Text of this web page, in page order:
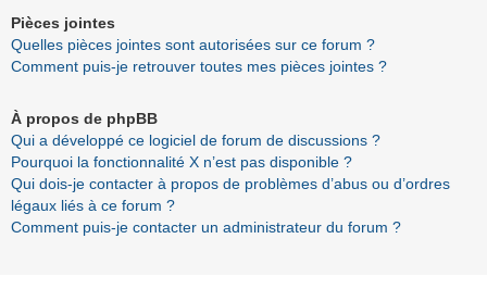
Pièces jointes
Quelles pièces jointes sont autorisées sur ce forum ?
Comment puis-je retrouver toutes mes pièces jointes ?
À propos de phpBB
Qui a développé ce logiciel de forum de discussions ?
Pourquoi la fonctionnalité X n’est pas disponible ?
Qui dois-je contacter à propos de problèmes d’abus ou d’ordres
légaux liés à ce forum ?
Comment puis-je contacter un administrateur du forum ?